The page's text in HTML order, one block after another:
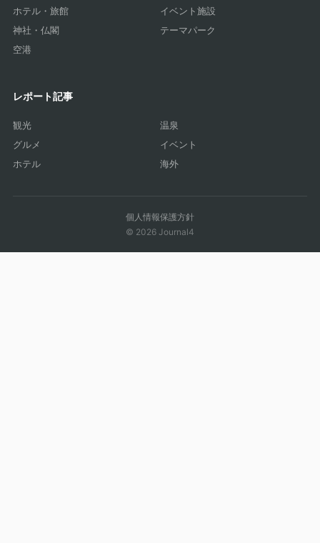
ホテル・旅館
イベント施設
神社・仏閣
テーマパーク
空港
レポート記事
観光
温泉
グルメ
イベント
ホテル
海外
個人情報保護方針
© 2026 Journal4